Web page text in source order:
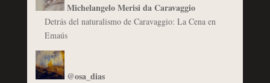
Michelangelo Merisi da Caravaggio
Detrás del naturalismo de Caravaggio: La Cena en
Emaús
@osa_dias